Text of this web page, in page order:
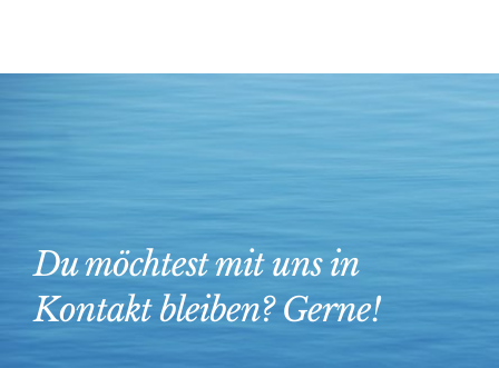
Du möchtest mit uns in
Kontakt bleiben? Gerne!